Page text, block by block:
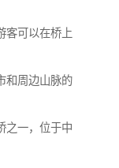
客可以在桥上
和周边山脉的
之一，位于中